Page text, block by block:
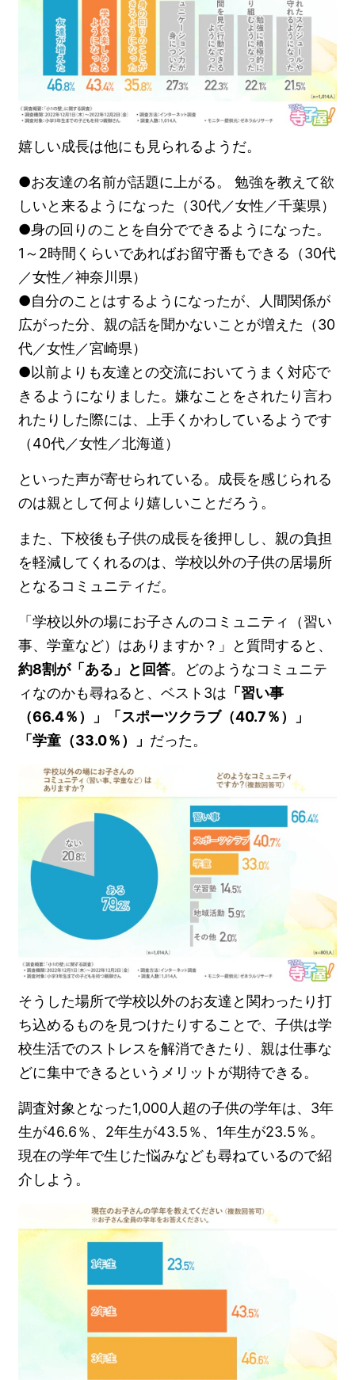
嬉しい成長は他にも見られるようだ。
●お友達の名前が話題に上がる。 勉強を教えて欲
しいと来るようになった（30代／女性／千葉県）
●身の回りのことを自分でできるようになった。
1～2時間くらいであればお留守番もできる（30代
／女性／神奈川県）
●自分のことはするようになったが、人間関係が
広がった分、親の話を聞かないことが増えた（30
代／女性／宮崎県）
●以前よりも友達との交流においてうまく対応で
きるようになりました。嫌なことをされたり言わ
れたりした際には、上手くかわしているようです
（40代／女性／北海道）
といった声が寄せられている。成長を感じられる
のは親として何より嬉しいことだろう。
また、下校後も子供の成長を後押しし、親の負担
を軽減してくれるのは、学校以外の子供の居場所
となるコミュニティだ。
「学校以外の場にお子さんのコミュニティ（習い
事、学童など）はありますか？」と質問すると、
約8割が「ある」と回答。どのようなコミュニテ
ィなのかも尋ねると、ベスト3は 「習い事
（66.4％）」「スポーツクラブ（40.7％）」
「学童（33.0％）」 だった。
そうした場所で学校以外のお友達と関わったり打
ち込めるものを見つけたりすることで、子供は学
校生活でのストレスを解消できたり、親は仕事な
どに集中できるというメリットが期待できる。
調査対象となった1,000人超の子供の学年は、3年
生が46.6％、2年生が43.5％、1年生が23.5％。
現在の学年で生じた悩みなども尋ねているので紹
介しよう。